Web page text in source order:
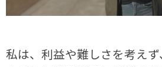
私は、利益や難しさを考え